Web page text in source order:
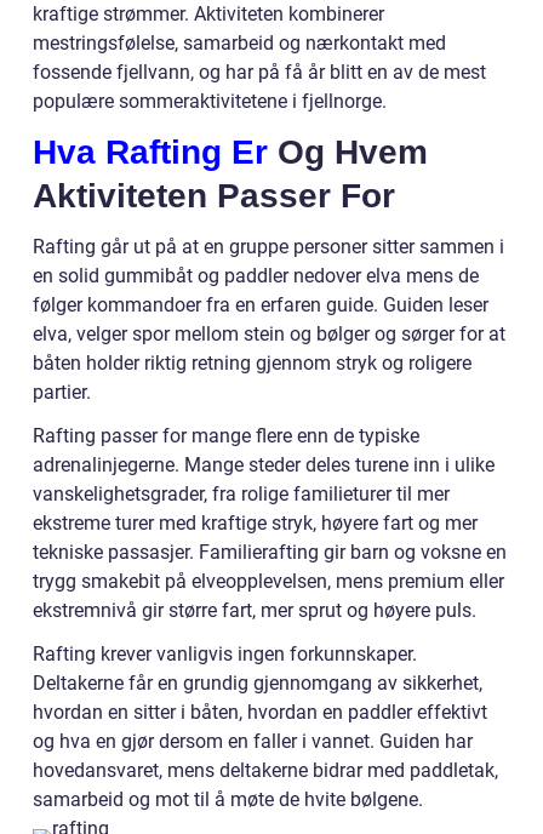
kraftige strømmer. Aktiviteten kombinerer
mestringsfølelse, samarbeid og nærkontakt med
fossende fjellvann, og har på få år blitt en av de mest
populære sommeraktivitetene i fjellnorge.
Hva Rafting Er Og Hvem
Aktiviteten Passer For
Rafting går ut på at en gruppe personer sitter sammen i
en solid gummibåt og paddler nedover elva mens de
følger kommandoer fra en erfaren guide. Guiden leser
elva, velger spor mellom stein og bølger og sørger for at
båten holder riktig retning gjennom stryk og roligere
partier.
Rafting passer for mange flere enn de typiske
adrenalinjegerne. Mange steder deles turene inn i ulike
vanskelighetsgrader, fra rolige familieturer til mer
ekstreme turer med kraftige stryk, høyere fart og mer
tekniske passasjer. Familierafting gir barn og voksne en
trygg smakebit på elveopplevelsen, mens premium eller
ekstremnivå gir større fart, mer sprut og høyere puls.
Rafting krever vanligvis ingen forkunnskaper.
Deltakerne får en grundig gjennomgang av sikkerhet,
hvordan en sitter i båten, hvordan en paddler effektivt
og hva en gjør dersom en faller i vannet. Guiden har
hovedansvaret, mens deltakerne bidrar med paddletak,
samarbeid og mot til å møte de hvite bølgene.